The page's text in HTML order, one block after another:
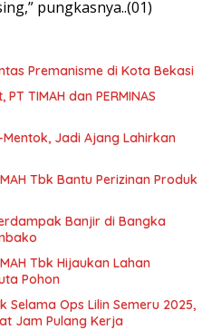
pungkasnya..(01)
Premanisme di Kota Bekasi
TIMAH dan PERMINAS
Mentok, Jadi Ajang Lahirkan
Tbk Bantu Perizinan Produk
Banjir di Bangka
Tbk Hijaukan Lahan
Pohon
Selama Ops Lilin Semeru 2025,
Jam Pulang Kerja